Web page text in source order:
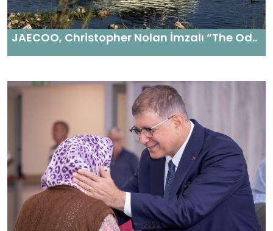
JAECOO, Christopher Nolan İmzalı “The Od..